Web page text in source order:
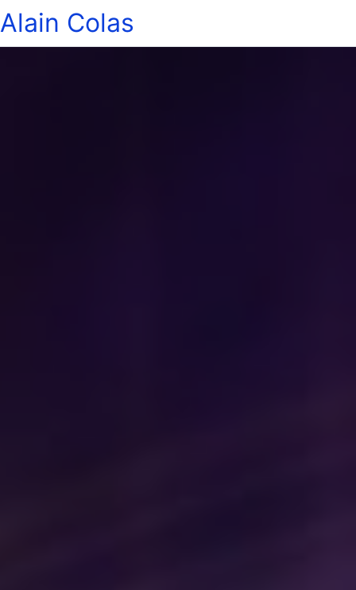
Alain Colas